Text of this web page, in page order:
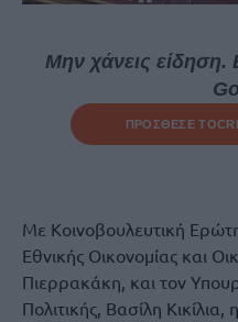
Μην χάνεις είδηση.
ΠΡΟΣΘΕΣΕ ΤΟ
Με Κοινοβουλευτική
Εθνικής Οικονομίας και
Πιερρακάκη, και τον
Πολιτικής, Βασίλη